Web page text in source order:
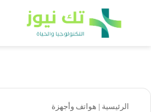
بحث عن
الرئيسية | هواتف وأجهزة